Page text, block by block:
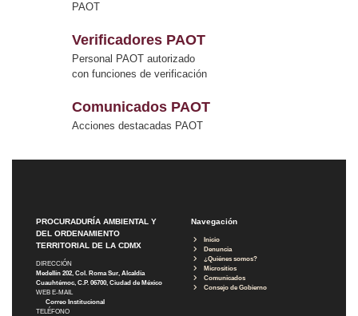
PAOT
Verificadores PAOT
Personal PAOT autorizado
con funciones de verificación
Comunicados PAOT
Acciones destacadas PAOT
PROCURADURÍA AMBIENTAL Y
DEL ORDENAMIENTO
TERRITORIAL DE LA CDMX
DIRECCIÓN
Medellín 202, Col. Roma Sur, Alcaldía
Cuauhtémoc, C.P. 06700, Ciudad de México
WEB E-MAIL
Correo Institucional
TELÉFONO
Navegación
Inicio
Denuncia
¿Quiénes somos?
Micrositios
Comunicados
Consejo de Gobierno